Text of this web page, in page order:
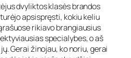
dvyliktos klasės brandos
apsispręsti, kokiu keliu
rikiavo brangiausius
specialybes, o aš
Gerai žinojau, ko noriu, gerai